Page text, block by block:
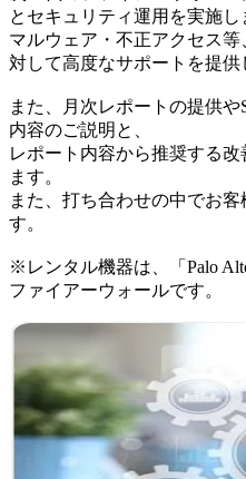
とセキュリティ運用を実施し
マルウェア・不正アクセス
対して高度なサポートを提供
また、月次レポートの提供
内容のご説明と、
レポート内容から推奨する
ます。
また、打ち合わせの中でお
す。
※レンタル機器は、「Palo
ファイアーウォールです。